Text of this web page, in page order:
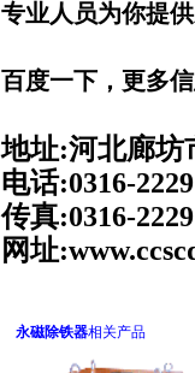
专业人员为你提
百度一下，更多
地址:河北廊坊
电话:0316-
传真:0316-
网址
永磁除铁器相关产品